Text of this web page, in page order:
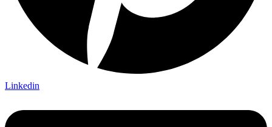
Linkedin